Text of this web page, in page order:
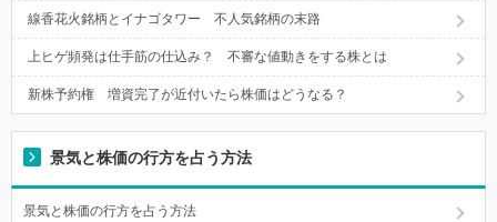
線香花火銘柄とイナゴタワー 不人気銘柄の末路
上ヒゲ頻発は仕手筋の仕込み？ 不審な値動きをする株とは
新株予約権 増資完了が近付いたら株価はどうなる？
景気と株価の行方を占う方法
景気と株価の行方を占う方法